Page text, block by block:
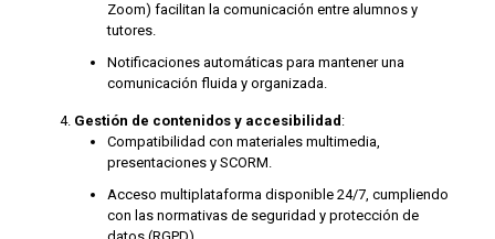
Zoom) facilitan la comunicación entre alumnos y
tutores.
Notificaciones automáticas para mantener una
comunicación fluida y organizada.
Gestión de contenidos y accesibilidad :
Compatibilidad con materiales multimedia,
presentaciones y SCORM.
Acceso multiplataforma disponible 24/7, cumpliendo
con las normativas de seguridad y protección de